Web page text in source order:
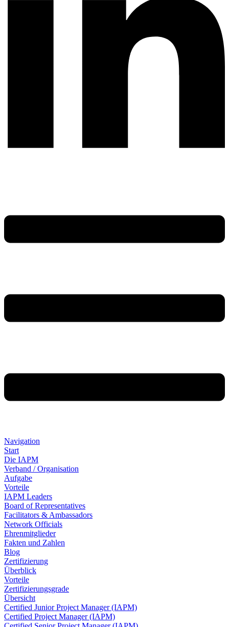
Navigation
Start
Die IAPM
Verband / Organisation
Aufgabe
Vorteile
IAPM Leaders
Board of Representatives
Facilitators & Ambassadors
Network Officials
Ehrenmitglieder
Fakten und Zahlen
Blog
Zertifizierung
Überblick
Vorteile
Zertifizierungsgrade
Übersicht
Certified Junior Project Manager (IAPM)
Certified Project Manager (IAPM)